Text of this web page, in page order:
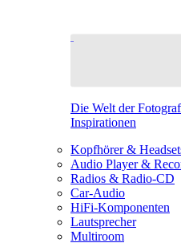
Die Welt der
Inspirationen
Kopfhörer &
Audio Player &
Radios & Radio-CD
Car-Audio
HiFi-Komponenten
Lautsprecher
Multiroom